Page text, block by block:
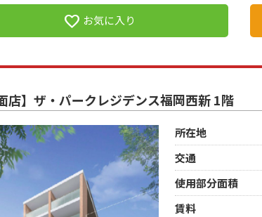
favorite お気に入り
店】ザ・パークレジデンス福岡西新 1階
所在地
交通
使用部分面積
賃料